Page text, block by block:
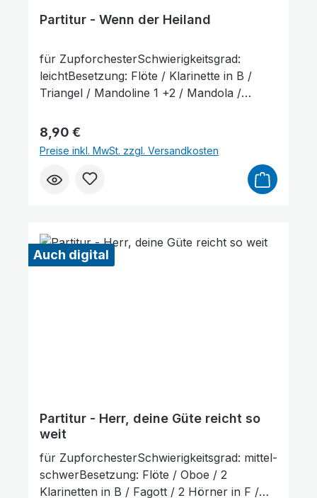
Partitur - Wenn der Heiland
für ZupforchesterSchwierigkeitsgrad:
leichtBesetzung: Flöte / Klarinette in B /
Triangel / Mandoline 1 +2 / Mandola /
KontrabassLieferumfang: Partitur und
Stimmenauszüge, Stimmenauszüge dürfen
als Kopiervorlage verwendet werden. Die
Lieferzeit beträgt ca. 7 Werktage, da dieser
Artikel erst nach Bestellung gedruckt wird.
Regulärer Preis:
8,90 €
Preise inkl. MwSt. zzgl. Versandkosten
Auch digital
Partitur - Herr, deine Güte reicht so
weit
für ZupforchesterSchwierigkeitsgrad: mittel-
schwerBesetzung: Flöte / Oboe / 2
Klarinetten in B / Fagott / 2 Hörner in F /